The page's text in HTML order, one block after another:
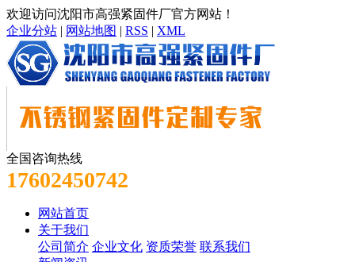
欢迎访问沈阳市高强紧固件厂官方网站！
企业分站 | 网站地图 | RSS | XML
全国咨询热线
17602450742
网站首页
关于我们
公司简介 企业文化 资质荣誉 联系我们